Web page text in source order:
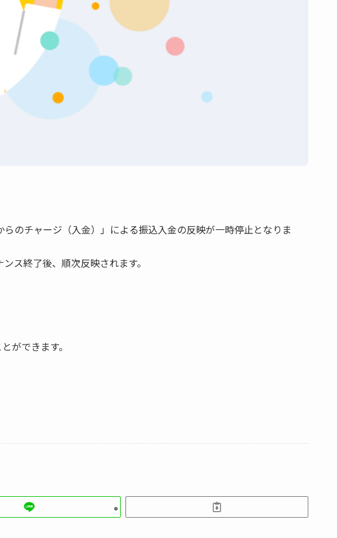
のチャージ（入金）」による振込入金の反映が一時停止となりま
ス終了後、順次反映されます。
ができます。